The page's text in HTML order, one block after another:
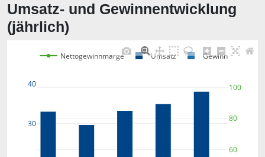
Umsatz- und Gewinnentwicklung
(jährlich)
30
40
60
80
100
Nettogewinnmarge Umsatz Gewinn